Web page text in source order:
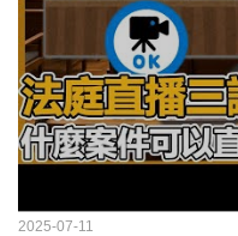
2025-07-11